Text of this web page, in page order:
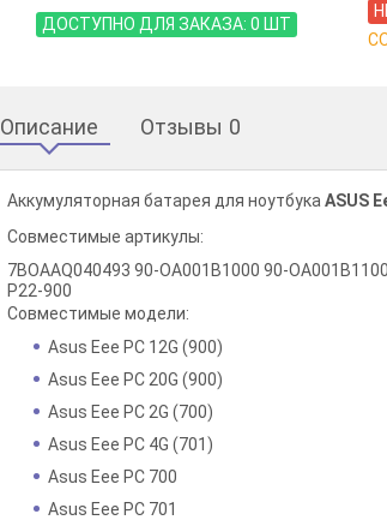
ДОСТУПНО ДЛЯ ЗАКАЗА: 0 ШТ
Описание Отзывы 0
Аккумуляторная батарея для ноутбука ASUS
Совместимые артикулы:
7BOAAQ040493 90-OA001B1000 90-
P22-900
Совместимые модели:
Asus Eee PC 12G (900)
Asus Eee PC 20G (900)
Asus Eee PC 2G (700)
Asus Eee PC 4G (701)
Asus Eee PC 700
Asus Eee PC 701